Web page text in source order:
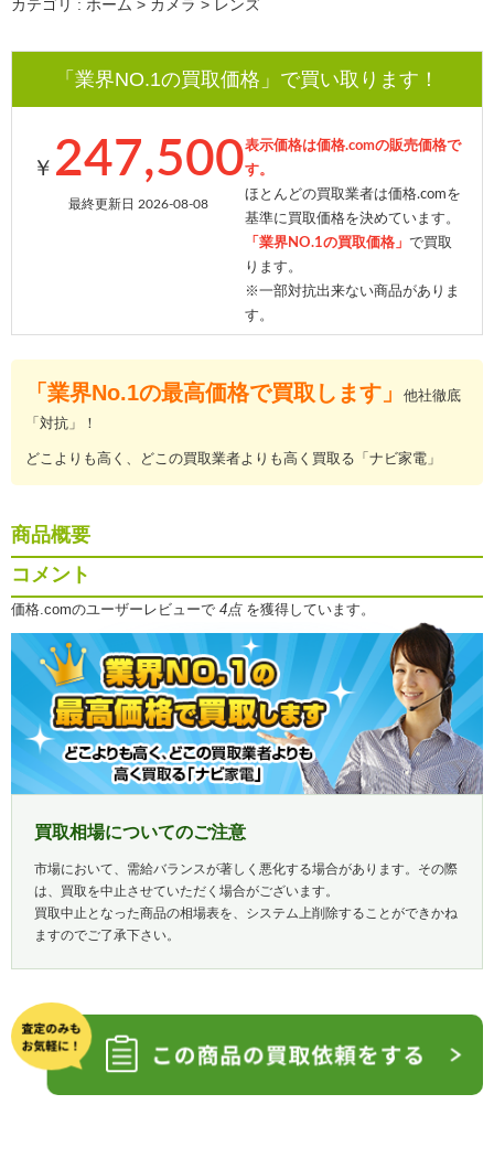
カテゴリ : ホーム > カメラ > レンズ
「業界NO.1の買取価格」で買い取ります！
￥ 247,500
最終更新日 2026-08-08
表示価格は価格.comの販売価格で
す。
ほとんどの買取業者は価格.comを
基準に買取価格を決めています。
「業界NO.1の買取価格」 で買取
ります。
※一部対抗出来ない商品がありま
す。
「業界No.1の最高価格で買取します」
他社徹底
「対抗」！
どこよりも高く、どこの買取業者よりも高く買取る「ナビ家電」
商品概要
コメント
価格.comのユーザーレビューで 4点を獲得しています。
買取相場についてのご注意
市場において、需給バランスが著しく悪化する場合があります。その際
は、買取を中止させていただく場合がございます。
買取中止となった商品の相場表を、システム上削除することができかね
ますのでご了承下さい。